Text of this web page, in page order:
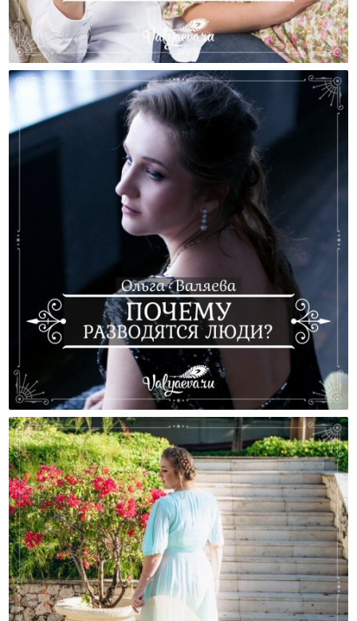
Как Взрастить Любовь К Себе В Домашних Условиях
Почему Разводятся Люди?